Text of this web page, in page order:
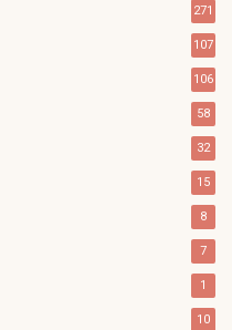
271
107
106
58
32
15
8
7
1
10